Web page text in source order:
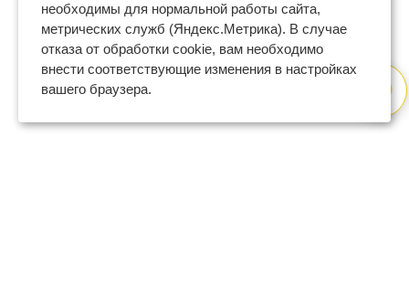
необходимы для нормальной работы сайта,
метрических служб (Яндекс.Метрика). В случае
отказа от обработки cookie, вам необходимо
внести соответствующие изменения в настройках
вашего браузера.